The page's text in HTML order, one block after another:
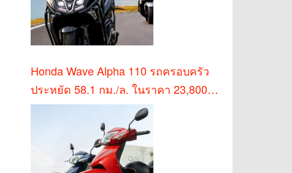
Honda Wave Alpha 110 รถครอบครัว
ประหยัด 58.1 กม./ล. ในราคา 23,800
บาท